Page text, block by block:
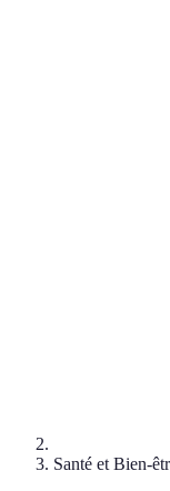
Santé et Bien-